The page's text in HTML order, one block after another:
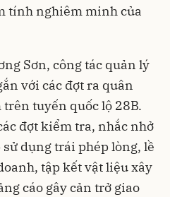
tính nghiêm minh của
Sơn, công tác quản lý
với các đợt ra quân
tuyến quốc lộ 28B.
đợt kiểm tra, nhắc nhở
dụng trái phép lòng, lề
tập kết vật liệu xây
cáo gây cản trở giao